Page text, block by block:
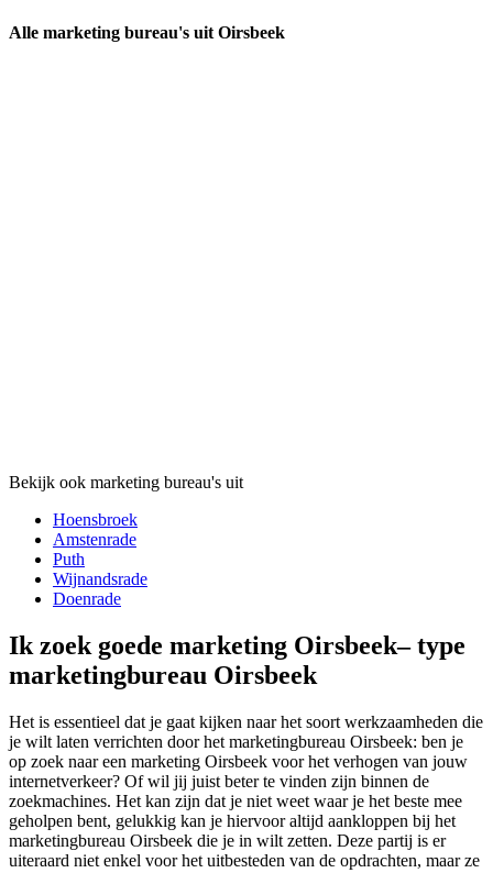
Alle marketing bureau's uit Oirsbeek
Bekijk ook marketing bureau's uit
Hoensbroek
Amstenrade
Puth
Wijnandsrade
Doenrade
Ik zoek goede marketing Oirsbeek– type
marketingbureau Oirsbeek
Het is essentieel dat je gaat kijken naar het soort werkzaamheden die
je wilt laten verrichten door het marketingbureau Oirsbeek: ben je
op zoek naar een marketing Oirsbeek voor het verhogen van jouw
internetverkeer? Of wil jij juist beter te vinden zijn binnen de
zoekmachines. Het kan zijn dat je niet weet waar je het beste mee
geholpen bent, gelukkig kan je hiervoor altijd aankloppen bij het
marketingbureau Oirsbeek die je in wilt zetten. Deze partij is er
uiteraard niet enkel voor het uitbesteden van de opdrachten, maar ze